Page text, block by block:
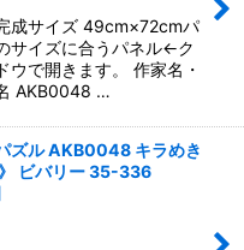
成サイズ 49cm×72cmパ
サイズに合うパネル←ク
ウで開きます。 作家名・
AKB0048 …
ズル AKB0048 キラめき
ビバリー 35-336